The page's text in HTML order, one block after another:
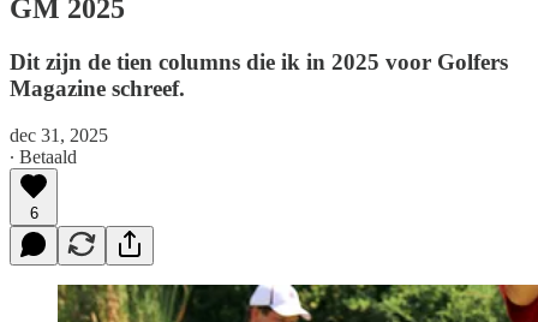
GM 2025
Dit zijn de tien columns die ik in 2025 voor Golfers
Magazine schreef.
dec 31, 2025
∙ Betaald
6